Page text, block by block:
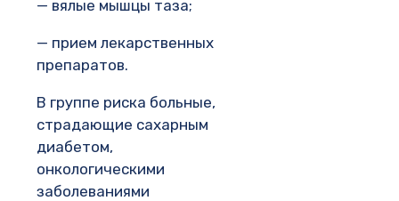
— вялые мышцы таза;
— прием лекарственных
препаратов.
В группе риска больные,
страдающие сахарным
диабетом,
онкологическими
заболеваниями